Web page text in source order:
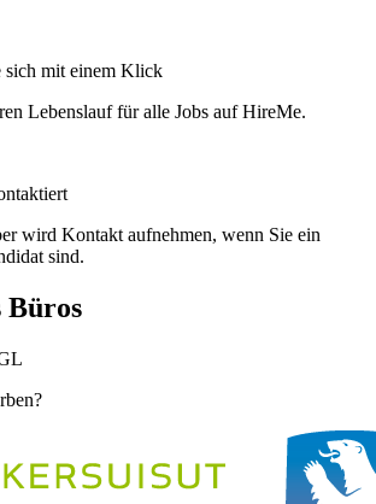
sich mit einem Klick
Lebenslauf für alle Jobs auf HireMe.
wird Kontakt aufnehmen, wenn Sie ein
sind.
Büros